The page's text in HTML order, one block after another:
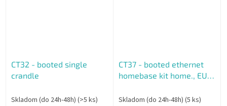
CT32 - booted single
crandle
Skladom (do 24h-48h) (>5 ks)
CT37 - booted ethernet
homebase kit home., EU
Skladom (do 24h-48h) (5 ks)